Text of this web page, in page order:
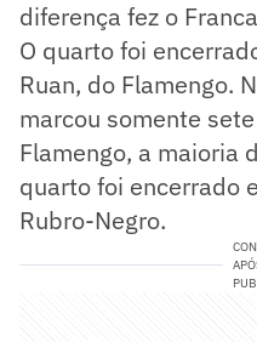
diferença fez o
O quarto foi
Ruan, do Flamengo.
marcou somente
Flamengo, a maioria
quarto foi encerrado
Rubro-Negro.